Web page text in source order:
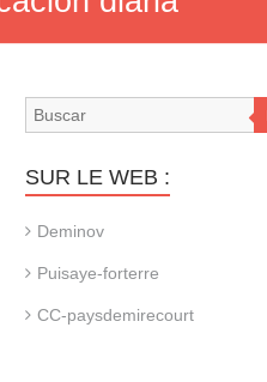
SUR LE WEB :
Deminov
Puisaye-forterre
CC-paysdemirecourt